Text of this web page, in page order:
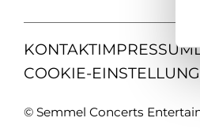
KONTAKTIMPRESSUM
COOKIE-
© Semmel Concerts